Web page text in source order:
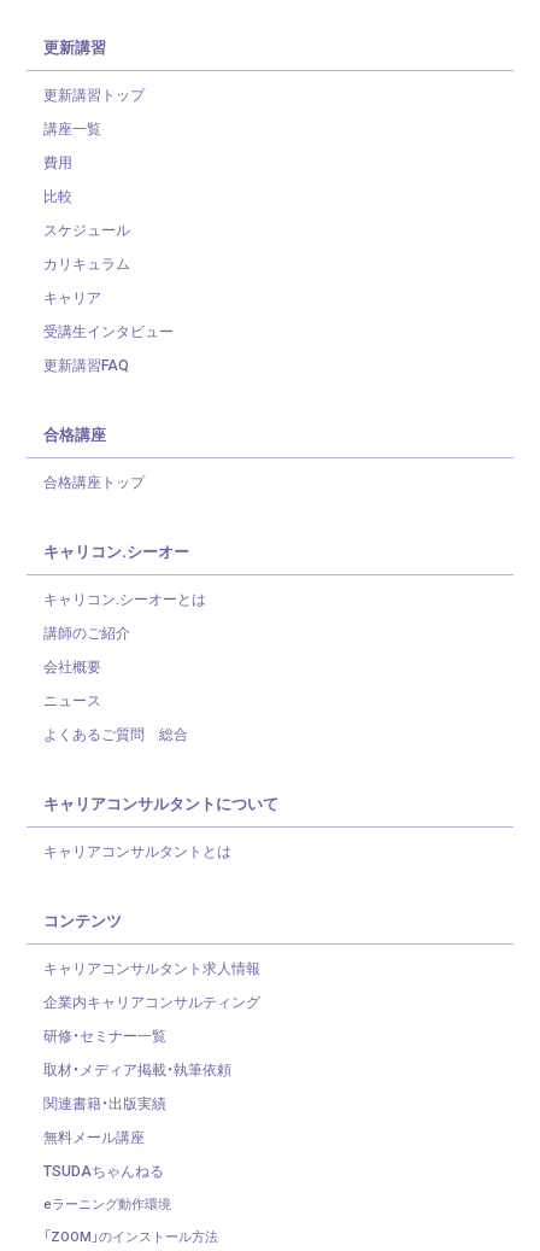
更新講習
更新講習トップ
講座一覧
費用
比較
スケジュール
カリキュラム
キャリア
受講生インタビュー
更新講習FAQ
合格講座
合格講座トップ
キャリコン.シーオー
キャリコン.シーオーとは
講師のご紹介
会社概要
ニュース
よくあるご質問 総合
キャリアコンサルタントについて
キャリアコンサルタントとは
コンテンツ
キャリアコンサルタント求人情報
企業内キャリアコンサルティング
研修・セミナー一覧
取材・メディア掲載・執筆依頼
関連書籍・出版実績
無料メール講座
TSUDAちゃんねる
eラーニング動作環境
「ZOOM」のインストール方法